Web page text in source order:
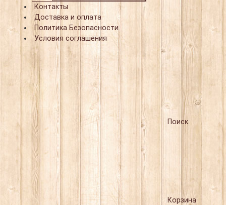
Контакты
Доставка и оплата
Политика Безопасности
Условия соглашения
Поиск
Корзина